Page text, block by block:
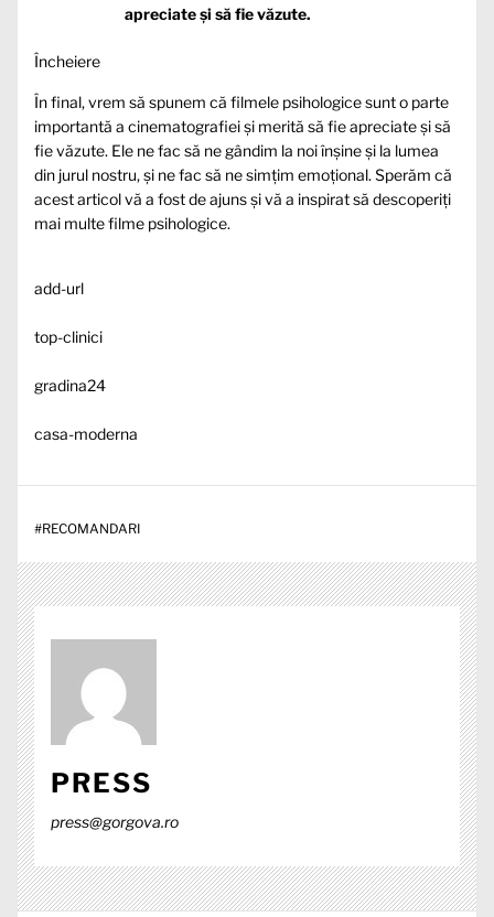
apreciate și să fie văzute.
Încheiere
În final, vrem să spunem că filmele psihologice sunt o parte
importantă a cinematografiei și merită să fie apreciate și să
fie văzute. Ele ne fac să ne gândim la noi înșine și la lumea
din jurul nostru, și ne fac să ne simțim emoțional. Sperăm că
acest articol vă a fost de ajuns și vă a inspirat să descoperiți
mai multe filme psihologice.
add-url
top-clinici
gradina24
casa-moderna
#RECOMANDARI
PRESS
press@gorgova.ro